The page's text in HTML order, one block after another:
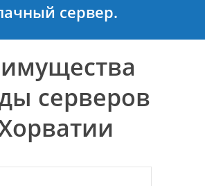
сервер.
серверов